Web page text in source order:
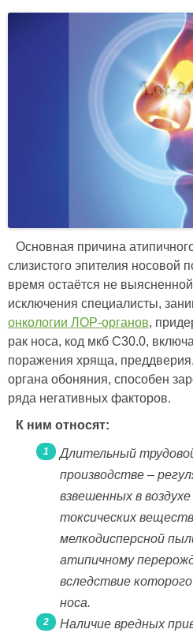
Основная причина
слизистого эпителия носовой
время остаётся не
исключения специалисты,
онкологии ЛОР-органов,
рак носа, код мкб C30.0,
поражения хряща,
органа обоняния, способен
ряда негативных факторов.
К ним относят:
Длительный
производстве –
взвешенных в
токсических
мелкодисперсной
атипичному
вследствие
носа.
Наличие вредных